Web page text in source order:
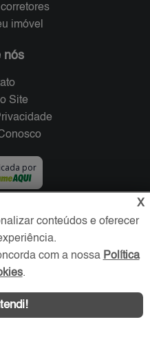
imóvel
nós
Site
por
X
conteúdos e oferecer
com a nossa Política
.